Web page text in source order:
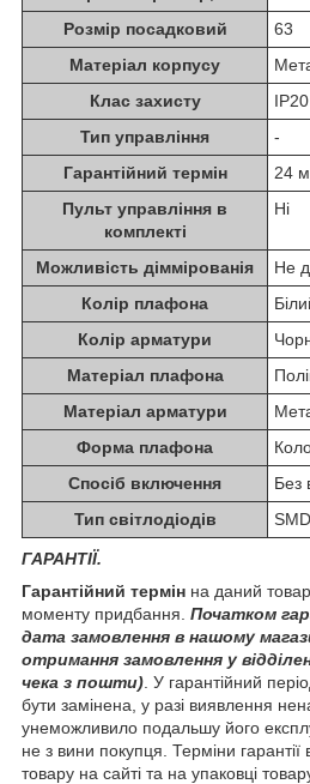
Розмір посадковий
63
Матеріал корпусу
Клас захисту
IP20
Тип управління
-
Гарантійний термін
24 м
Пульт управління в
комплекті
Ні
Можливість діммірованія
Не
Колір плафона
Колір арматури
Матеріал плафона
Матеріал арматури
Форма плафона
Спосіб включення
Без
Тип світлодіодів
ГАРАНТІЇ.
Гарантійний термін на даний
моменту придбання. Початком
дата замовлення в нашому
отримання замовлення у
чека з пошти) . У гарантійний
бути замінена, у разі виявлення
унеможливило подальшу його
не з вини покупця. Терміни гарантії
товару на сайті та на упаковці